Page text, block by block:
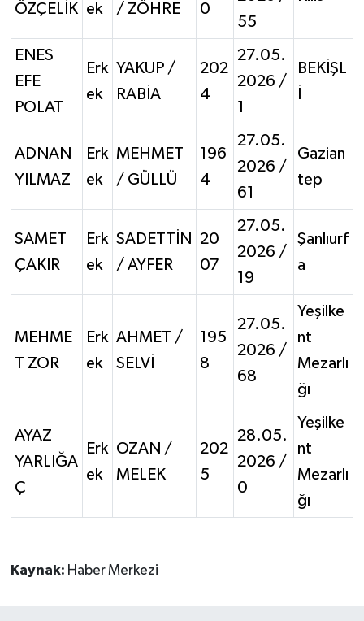
ÖZÇELİK ek / ZÖHRE 0
55
ENES
EFE
POLAT
Erk
ek
YAKUP /
RABİA
202
4
27.05.
2026 /
1
BEKİŞL
ADNAN
YILMAZ
Erk
ek
MEHMET
/ GÜLLÜ
196
4
27.05.
2026 /
61
Gazian
tep
SAMET
ÇAKIR
Erk
ek
SADETTİN
/ AYFER
20
07
27.05.
2026 /
19
Şanlıurf
a
MEHME
T ZOR
Erk
ek
AHMET /
SELVİ
195
8
27.05.
2026 /
68
Yeşilke
nt
Mezarlı
ğı
AYAZ
YARLIĞA
Ç
Erk
ek
OZAN /
MELEK
202
5
28.05.
2026 /
0
Yeşilke
nt
Mezarlı
ğı
Kaynak: Haber Merkezi